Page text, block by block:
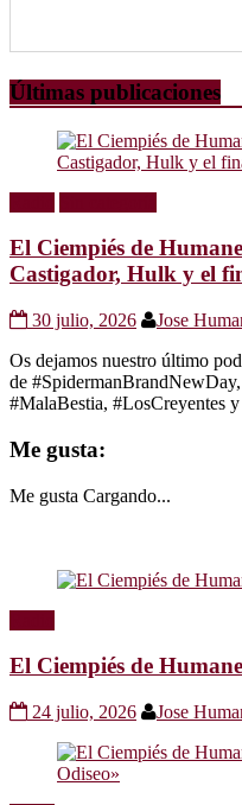
Últimas publicaciones
El Ciempiés de
Castigador, Hulk y el
30 julio, 2026 Jose
Os dejamos nuestro último
de
#MalaBestia, #LosCreyentes
Me gusta:
Me gusta Cargando...
El Ciempiés de
24 julio, 2026 Jose